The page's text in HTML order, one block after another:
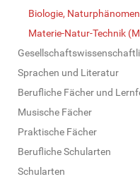
Biologie,
Materie-Natur-Technik
Sprachen und Literatur
Berufliche Fächer und
Musische Fächer
Praktische Fächer
Berufliche Schularten
Schularten